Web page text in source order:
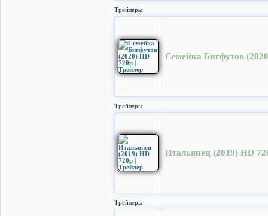
Трейлеры
Семейка Бигфутов
Трейлеры
Итальянец (2019) HD
Трейлеры